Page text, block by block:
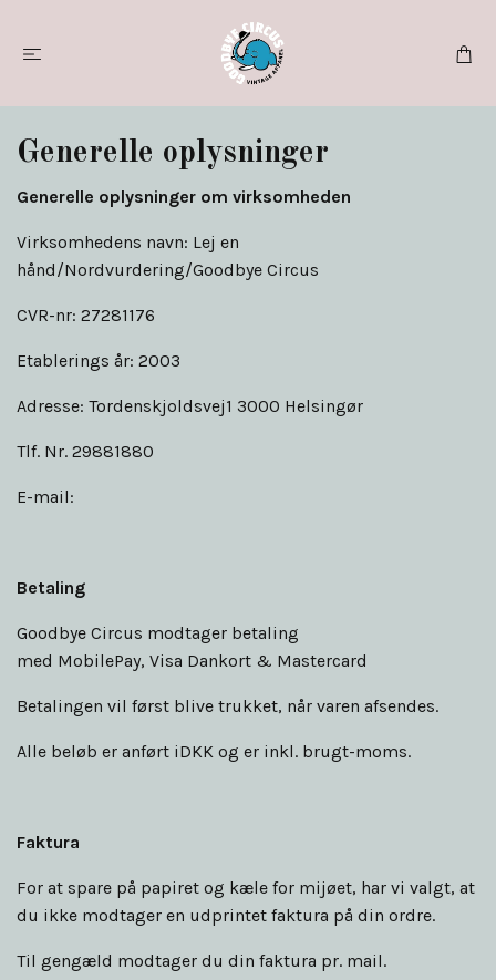
Generelle oplysninger
Generelle oplysninger om virksomheden
Virksomhedens navn: Lej en
hånd/Nordvurdering/Goodbye Circus
CVR-nr: 27281176
Etablerings år: 2003
Adresse: Tordenskjoldsvej1 3000 Helsingør
Tlf. Nr. 29881880
E-mail:
Betaling
Goodbye Circus modtager betaling
med MobilePay, Visa Dankort & Mastercard
Betalingen vil først blive trukket, når varen afsendes.
Alle beløb er anført iDKK og er inkl. brugt-moms.
Faktura
For at spare på papiret og kæle for mijøet, har vi valgt, at
du ikke modtager en udprintet faktura på din ordre.
Til gengæld modtager du din faktura pr. mail.